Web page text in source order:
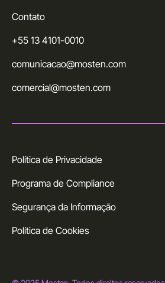
+55 13 4101-0010
comunicacao@mosten.com
comercial@mosten.com
Política de Privacidade
Programa de Compliance
Segurança da Informação
Política de Cookies
Contato